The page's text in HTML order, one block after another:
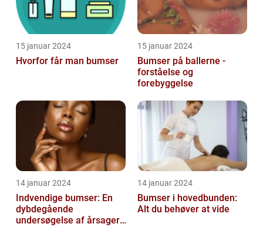
15 januar 2024
Hvorfor får man bumser
15 januar 2024
Bumser på ballerne -
forståelse og
forebyggelse
14 januar 2024
Indvendige bumser: En
dybdegående
undersøgelse af årsager,
14 januar 2024
Bumser i hovedbunden:
Alt du behøver at vide